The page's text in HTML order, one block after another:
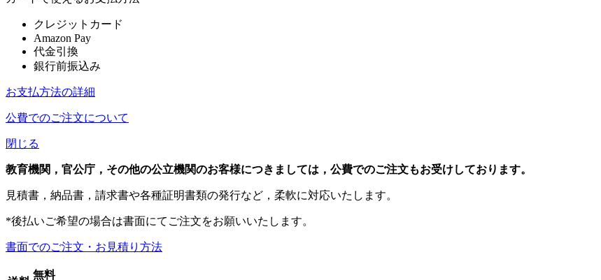
クレジットカード
Amazon Pay
代金引換
銀行前振込み
お支払方法の詳細
公費でのご注文について
閉じる
教育機関，官公庁，その他の公立機関のお客様につきましては，公費でのご注文もお受けしております。
見積書，納品書，請求書や各種証明書類の発行など，柔軟に対応いたします。
*後払いご希望の場合は書面にてご注文をお願いいたします。
書面でのご注文・お見積り方法
無料